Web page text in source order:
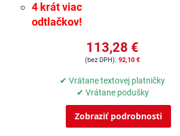
4 krát viac
odtlačkov!
113,28 €
92,10 €
✔ Vrátane textovej platničky
✔ Vrátane podušky
Zobraziť podrobnosti